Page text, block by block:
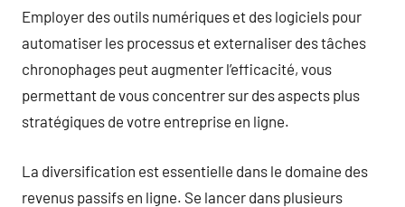
Employer des outils numériques et des logiciels pour
automatiser les processus et externaliser des tâches
chronophages peut augmenter l’efficacité, vous
permettant de vous concentrer sur des aspects plus
stratégiques de votre entreprise en ligne.
La diversification est essentielle dans le domaine des
revenus passifs en ligne. Se lancer dans plusieurs